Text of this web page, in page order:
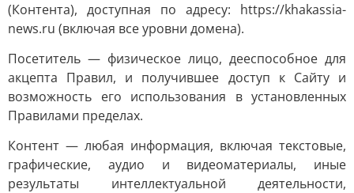
(Контента), доступная по адресу: https://khakassia-
news.ru (включая все уровни домена).
Посетитель — физическое лицо, дееспособное для
акцепта Правил, и получившее доступ к Сайту и
возможность его использования в установленных
Правилами пределах.
Контент — любая информация, включая текстовые,
графические, аудио и видеоматериалы, иные
результаты интеллектуальной деятельности,